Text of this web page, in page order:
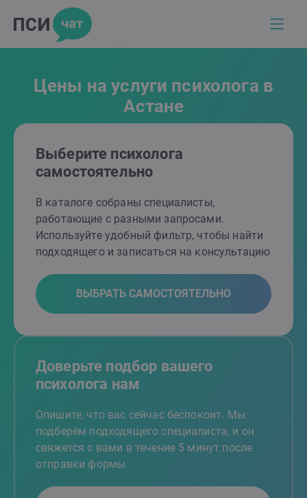
Цены на услуги психолога в
Астане
Выберите психолога
самостоятельно
В каталоге собраны специалисты,
работающие с разными запросами.
Используйте удобный фильтр, чтобы найти
подходящего и записаться на консультацию
ВЫБРАТЬ САМОСТОЯТЕЛЬНО
Доверьте подбор вашего
психолога нам
Опишите, что вас сейчас беспокоит. Мы
подберём подходящего специалиста, и он
свяжется с вами в течение 5 минут после
отправки формы